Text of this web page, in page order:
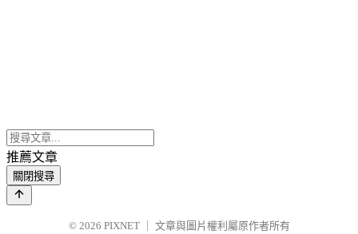
推薦文章
關閉搜尋
© 2026 PIXNET
文章與圖片權利屬原作者所有